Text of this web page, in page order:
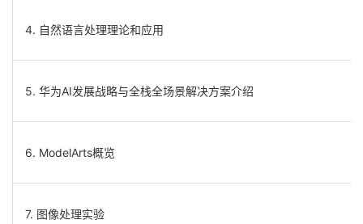
4. 自然语言处理理论和应用
5. 华为AI发展战略与全栈全场景解决方案介绍
6. ModelArts概览
7. 图像处理实验